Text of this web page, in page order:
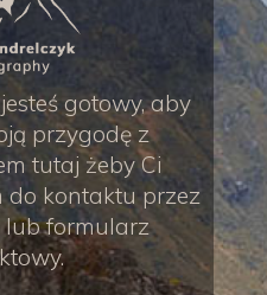
gotowy, aby
przygodę z
tutaj żeby Ci
do kontaktu przez
lub formularz